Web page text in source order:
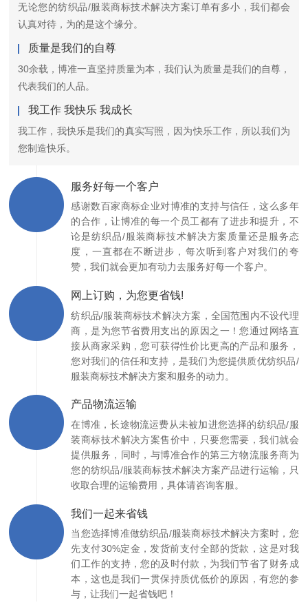
无论您的纺织品/服装商标技术解决方案订单有多小，我们都会
认真对待，为的是这个缘分。
质量是我们的自尊
30余载，博准一直坚持质量为本，我们认为质量是我们的自尊，
代表我们的人品。
我工作 我快乐 我成长
我工作，我快乐是我们的真实写照，因为快乐工作，所以我们为
您制造快乐。
服务好每一个客户
感谢数百家商标企业对博准的支持与信任，这么多年
的合作，让博准的每一个员工都有了进步和提升，不
论是纺织品/服装商标技术解决方案质量还是服务态
度，一直都在不断进步，每次听到客户对我们的夸
赞，我们就会更加有动力去服务好每一个客户。
网上订购，为您更省钱!
纺织品/服装商标技术解决方案，全国范围内不设代理
商，是为您节省费用支出的原因之一！您通过网络直
接从商家采购，您可获得性价比更高的产品和服务，
您对我们的信任和支持，是我们为您提供质优纺织品/
服装商标技术解决方案和服务的动力。
产品物流运输
在博准，长途物流运费从未被加进您选择的纺织品/服
装商标技术解决方案售价中，只要您需要，我们就会
提供服务，同时，与博准合作的第三方物流服务商为
您的纺织品/服装商标技术解决方案产品进行运输，只
收取合理的运输费用，具体请咨询客服。
我们一起来省钱
当您选择博准做纺织品/服装商标技术解决方案时，您
先支付30%定金，发货前支付全部的货款，这是对我
们工作的支持，您的及时付款，为我们节省了财务成
本，这也是我们一贯保持质优低价的原因，有您的参
与，让我们一起省钱吧！